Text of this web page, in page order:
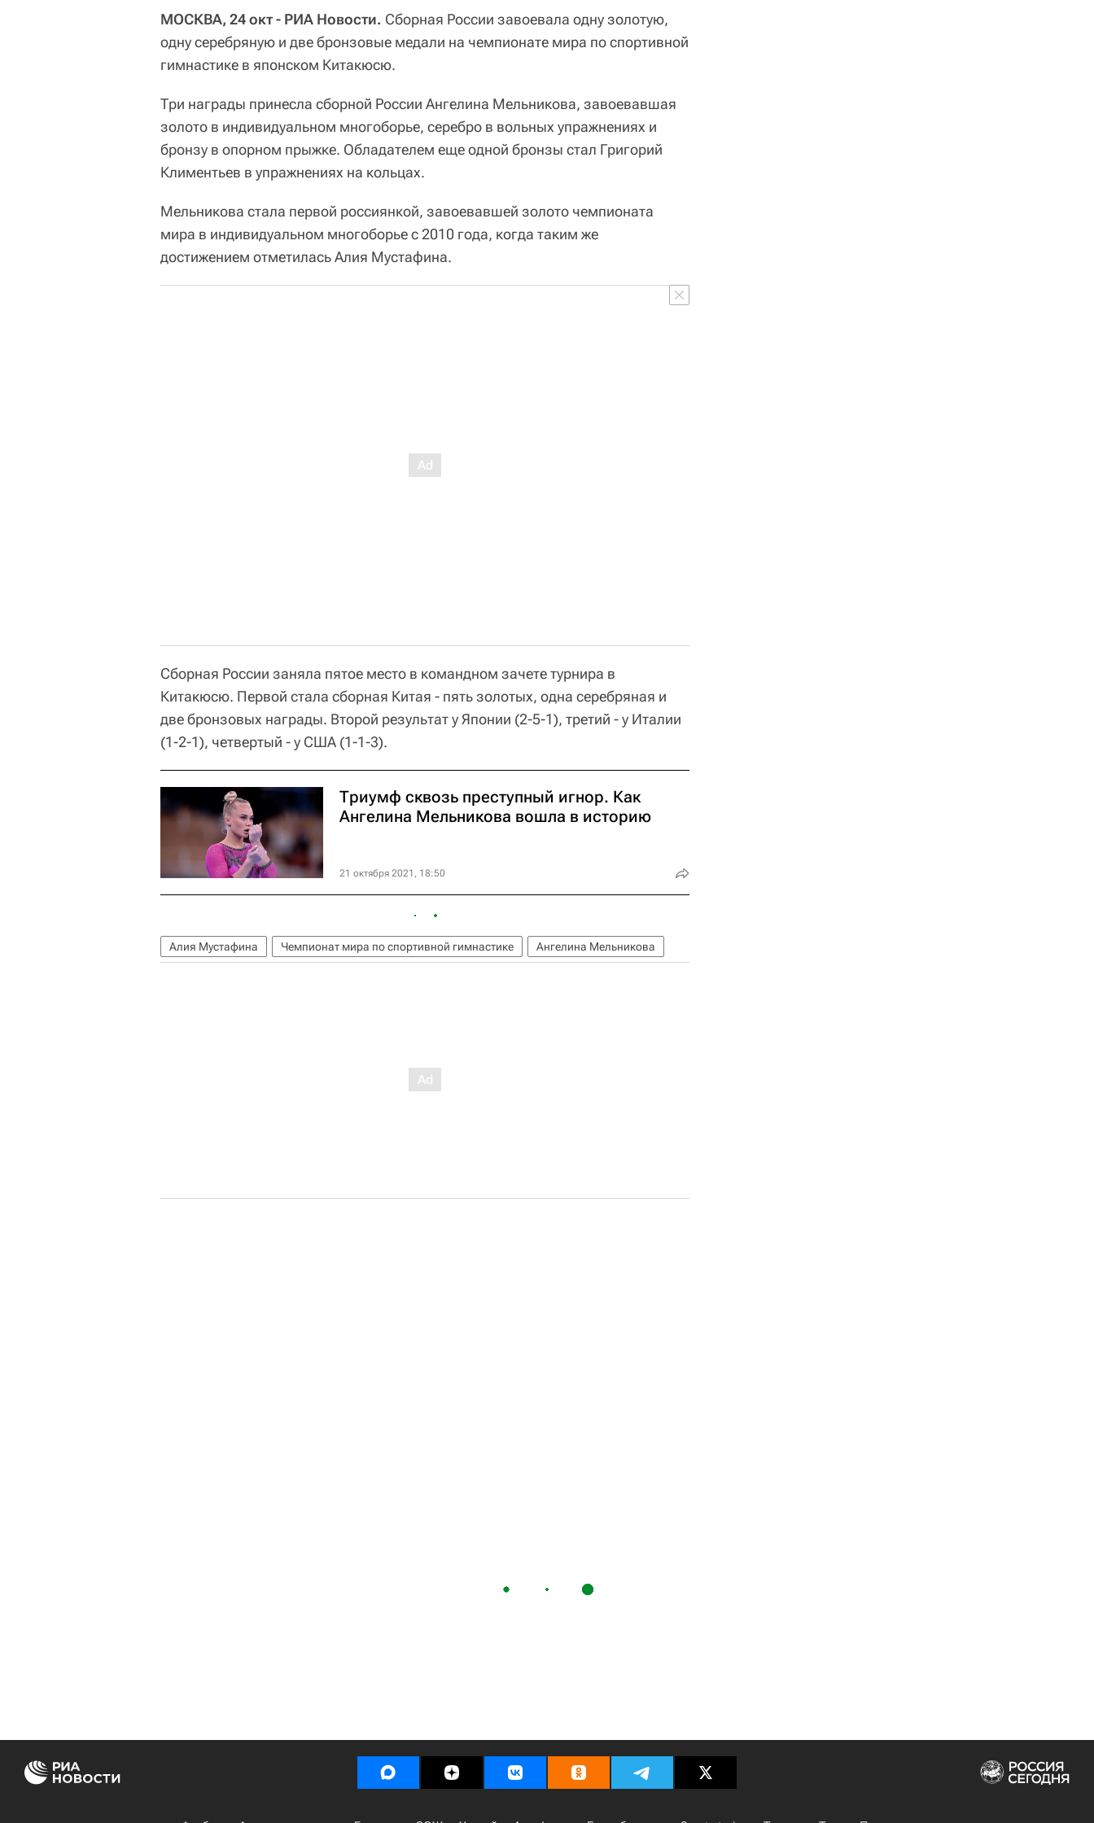
МОСКВА, 24 окт - РИА Новости. Сборная России завоевала одну золотую,
одну серебряную и две бронзовые медали на чемпионате мира по спортивной
гимнастике в японском Китакюсю.
Три награды принесла сборной России Ангелина Мельникова, завоевавшая
золото в индивидуальном многоборье, серебро в вольных упражнениях и
бронзу в опорном прыжке. Обладателем еще одной бронзы стал Григорий
Климентьев в упражнениях на кольцах.
Мельникова стала первой россиянкой, завоевавшей золото чемпионата
мира в индивидуальном многоборье с 2010 года, когда таким же
достижением отметилась Алия Мустафина.
Сборная России заняла пятое место в командном зачете турнира в
Китакюсю. Первой стала сборная Китая - пять золотых, одна серебряная и
две бронзовых награды. Второй результат у Японии (2-5-1), третий - у Италии
(1-2-1), четвертый - у США (1-1-3).
Триумф сквозь преступный игнор. Как
Ангелина Мельникова вошла в историю
21 октября 2021, 18:50
Алия Мустафина Чемпионат мира по спортивной гимнастике Ангелина Мельникова